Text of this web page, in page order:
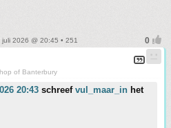
juli 2026 @ 20:45 • 251
of Banterbury
20:43 schreef vul_maar_in het